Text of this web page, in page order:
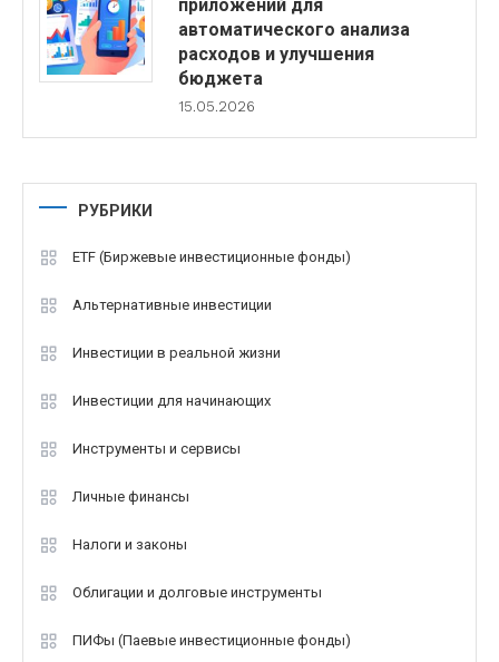
приложений для
автоматического анализа
расходов и улучшения
бюджета
15.05.2026
РУБРИКИ
ETF (Биржевые инвестиционные фонды)
Альтернативные инвестиции
Инвестиции в реальной жизни
Инвестиции для начинающих
Инструменты и сервисы
Личные финансы
Налоги и законы
Облигации и долговые инструменты
ПИФы (Паевые инвестиционные фонды)